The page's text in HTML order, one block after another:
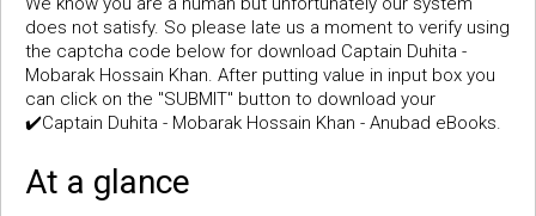
does not satisfy. So please late us a moment to verify using
the captcha code below for download Captain Duhita -
Mobarak Hossain Khan. After putting value in input box you
can click on the "SUBMIT" button to download your
✔️Captain Duhita - Mobarak Hossain Khan - Anubad eBooks.
At a glance